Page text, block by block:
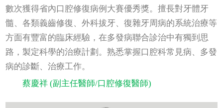
數次獲得省內口腔修復病例大賽優秀獎。擅長對牙體牙
髓、各類義齒修復、外科拔牙、復雜牙周病的系統治療等
方面有豐富的臨床經驗，在多發病聯合診治中有獨到思
路，製定科學的治療計劃。熟悉掌握口腔科常見病、多發
病的診斷、治療工作。
蔡慶祥 (副主任醫師/口腔修復醫師)